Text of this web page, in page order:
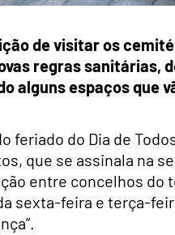
de visitar os
regras sanitárias,
alguns espaços que
feriado do Dia de
que se assinala na
entre concelhos do
sexta-feira e terça-